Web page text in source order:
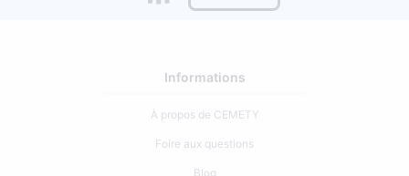
Informations
À propos de CEMETY
Foire aux questions
Blog